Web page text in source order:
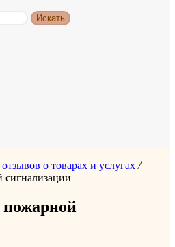
Искать
о товарах и услугах /